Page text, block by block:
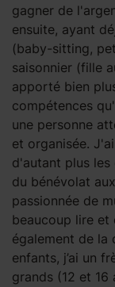
gagner de
ensuite, ayant
(baby-sitting,
saisonnier (fille
apporté bien
compétences
une personne
et organisée.
d'autant plus
du bénévolat
passionnée de
beaucoup lire et
également de la
enfants, j’ai un
grands (12 et 16